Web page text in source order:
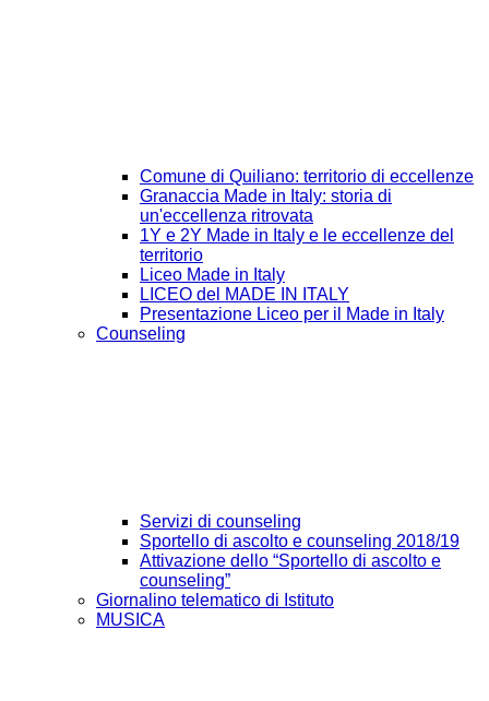
Comune di Quiliano: territorio di eccellenze
Granaccia Made in Italy: storia di
un'eccellenza ritrovata
1Y e 2Y Made in Italy e le eccellenze del
territorio
Liceo Made in Italy
LICEO del MADE IN ITALY
Presentazione Liceo per il Made in Italy
Counseling
Servizi di counseling
Sportello di ascolto e counseling 2018/19
Attivazione dello “Sportello di ascolto e
counseling”
Giornalino telematico di Istituto
MUSICA